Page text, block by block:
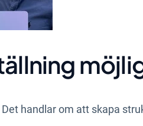
handlar om att skapa